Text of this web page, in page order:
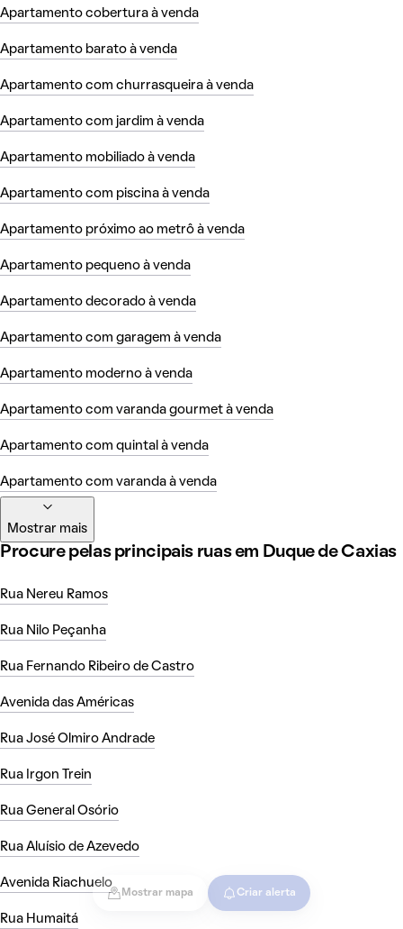
Mostrar mapa Criar alerta
Apartamento cobertura à venda
Apartamento barato à venda
Apartamento com churrasqueira à venda
Apartamento com jardim à venda
Apartamento mobiliado à venda
Apartamento com piscina à venda
Apartamento próximo ao metrô à venda
Apartamento pequeno à venda
Apartamento decorado à venda
Apartamento com garagem à venda
Apartamento moderno à venda
Apartamento com varanda gourmet à venda
Apartamento com quintal à venda
Apartamento com varanda à venda
Mostrar mais
Procure pelas principais ruas em Duque de Caxias
Rua Nereu Ramos
Rua Nilo Peçanha
Rua Fernando Ribeiro de Castro
Avenida das Américas
Rua José Olmiro Andrade
Rua Irgon Trein
Rua General Osório
Rua Aluísio de Azevedo
Avenida Riachuelo
Rua Humaitá